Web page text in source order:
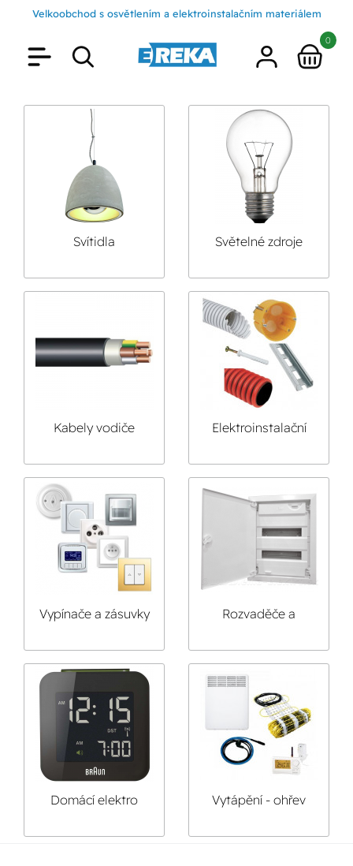
Velkoobchod s osvětlením a elektroinstalačním materiálem
0
Svítidla Světelné zdroje
Kabely vodiče
Elektroinstalační
Vypínače a zásuvky
Rozvaděče a
Domácí elektro Vytápění - ohřev